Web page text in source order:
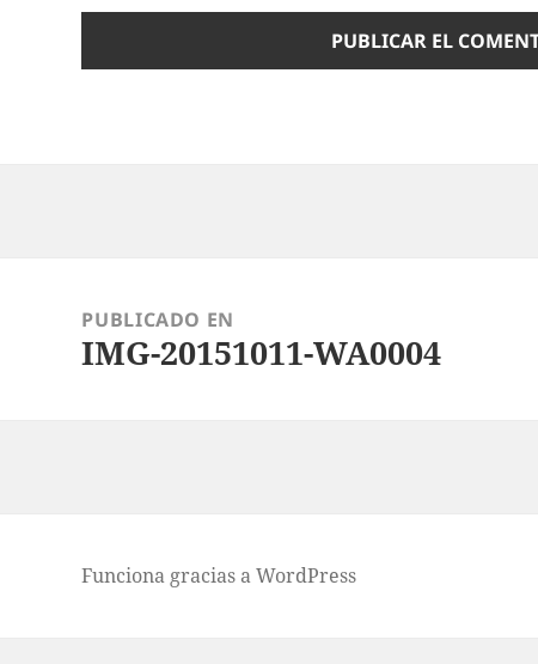
entradas
PUBLICADO EN
IMG-20151011-WA0004
Funciona gracias a WordPress